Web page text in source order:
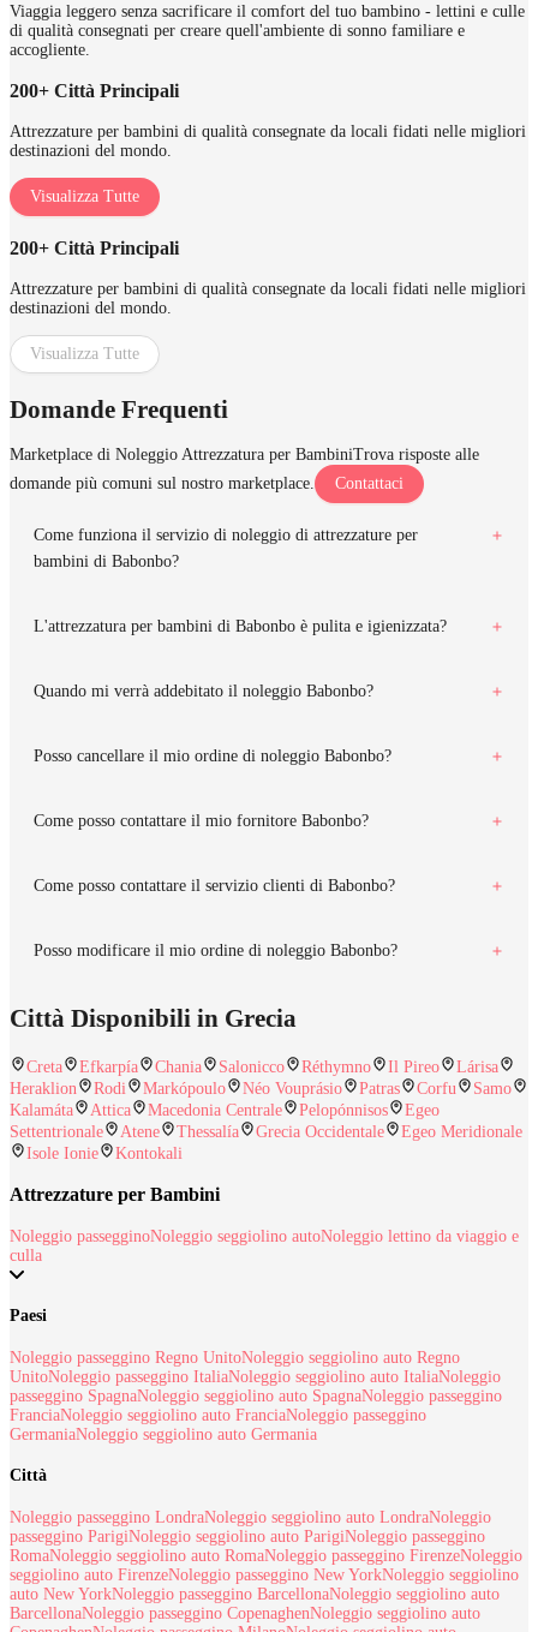
Viaggia leggero senza sacrificare il comfort del tuo bambino - lettini e culle
di qualità consegnati per creare quell'ambiente di sonno familiare e
accogliente.
200+ Città Principali
Attrezzature per bambini di qualità consegnate da locali fidati nelle migliori
destinazioni del mondo.
Visualizza Tutte
200+ Città Principali
Attrezzature per bambini di qualità consegnate da locali fidati nelle migliori
destinazioni del mondo.
Visualizza Tutte
Domande Frequenti
Marketplace di Noleggio Attrezzatura per BambiniTrova risposte alle
domande più comuni sul nostro marketplace.
Contattaci
Come funziona il servizio di noleggio di attrezzature per
bambini di Babonbo?
L'attrezzatura per bambini di Babonbo è pulita e igienizzata?
Quando mi verrà addebitato il noleggio Babonbo?
Posso cancellare il mio ordine di noleggio Babonbo?
Come posso contattare il mio fornitore Babonbo?
Come posso contattare il servizio clienti di Babonbo?
Posso modificare il mio ordine di noleggio Babonbo?
Città Disponibili in Grecia
Creta Efkarpía Chania Salonicco Réthymno Il Pireo
Lárisa
Heraklion
Rodi Markópoulo Néo Vouprásio Patras Corfu
Samo
Kalamáta
Attica Macedonia Centrale Pelopónnisos
Egeo
Settentrionale
Atene Thessalía Grecia Occidentale
Egeo Meridionale
Isole Ionie
Kontokali
Attrezzature per Bambini
Noleggio passegginoNoleggio seggiolino autoNoleggio lettino da viaggio e
culla
Paesi
Noleggio passeggino Regno UnitoNoleggio seggiolino auto Regno
UnitoNoleggio passeggino ItaliaNoleggio seggiolino auto ItaliaNoleggio
passeggino SpagnaNoleggio seggiolino auto SpagnaNoleggio passeggino
FranciaNoleggio seggiolino auto FranciaNoleggio passeggino
GermaniaNoleggio seggiolino auto Germania
Città
Noleggio passeggino LondraNoleggio seggiolino auto LondraNoleggio
passeggino ParigiNoleggio seggiolino auto ParigiNoleggio passeggino
RomaNoleggio seggiolino auto RomaNoleggio passeggino FirenzeNoleggio
seggiolino auto FirenzeNoleggio passeggino New YorkNoleggio seggiolino
auto New YorkNoleggio passeggino BarcellonaNoleggio seggiolino auto
BarcellonaNoleggio passeggino CopenaghenNoleggio seggiolino auto